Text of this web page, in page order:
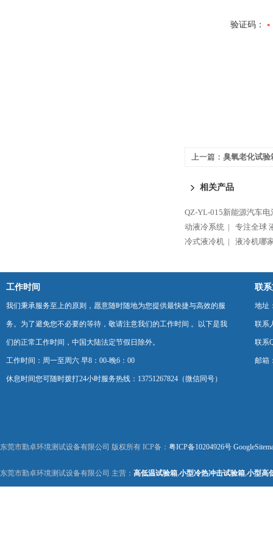
验证码：
上一篇： 臭氧老化试验
相关产品
QZ-YL-015新能源汽车
动液冷系统 |
专注全球
冷式液冷机 |
液冷机哪
工作时间
我们秉承服务至上的原则，愿意随时随地为您提供最快捷与高效的服
务。为了避免您不必要的等待，敬请注意我们的工作时间 。以下是我
们的正常工作时间，中国大陆法定节假日除外。
工作时间：周一至周六 早8：00-晚6：00
休息时间您可随时拨打24小时服务热线：13751267824（微信同号）
联
地址
联系
联系
邮箱
东莞市勤卓环境测试设备有限公司 版权所有 ICP备： 粤ICP备10204926号
东莞市勤卓环境测试设备有限公司 主营： 高低温试验箱,小型冷热冲击试验箱,小型高